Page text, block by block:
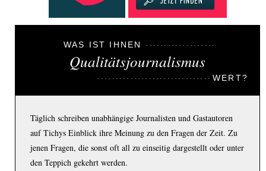
WAS IST IHNEN
Qualitätsjournalismus
WERT?
Täglich schreiben unabhängige Journalisten und Gastautoren
auf Tichys Einblick ihre Meinung zu den Fragen der Zeit. Zu
jenen Fragen, die sonst oft all zu einseitig dargestellt oder unter
den Teppich gekehrt werden.